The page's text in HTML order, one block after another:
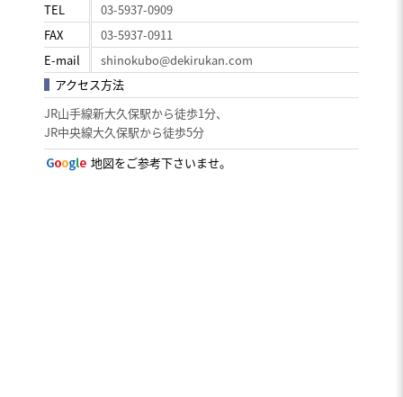
TEL
03-5937-0909
FAX
03-5937-0911
E-mail
shinokubo@dekirukan.com
アクセス方法
JR山手線新大久保駅から徒歩1分、
JR中央線大久保駅から徒歩5分
地図をご参考下さいませ。